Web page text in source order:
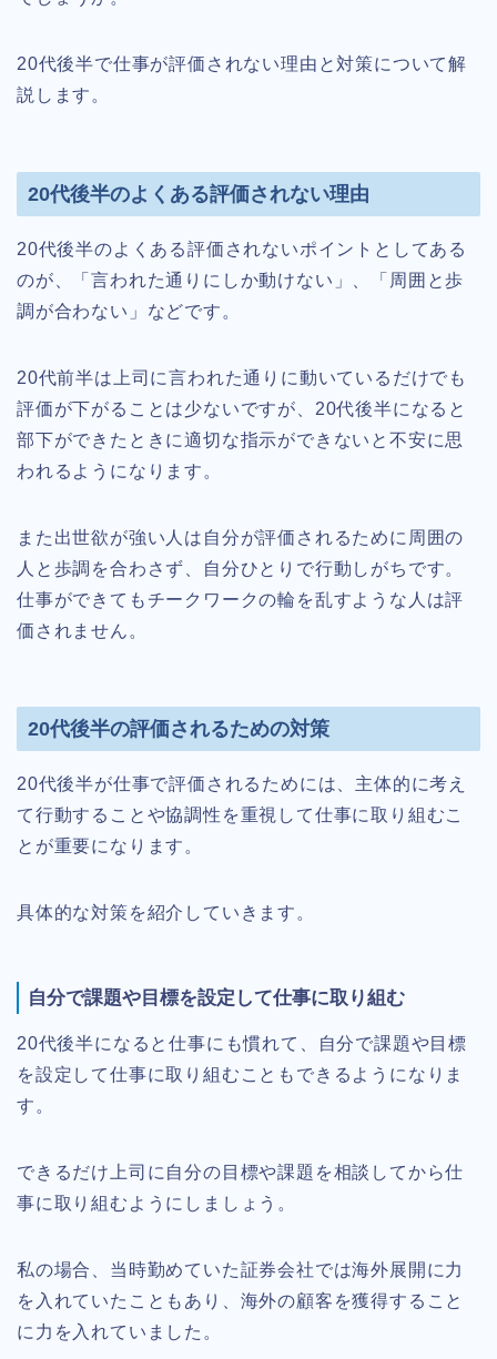
20代後半で仕事が評価されない理由と対策について解
説します。
20代後半のよくある評価されない理由
20代後半のよくある評価されないポイントとしてある
のが、「言われた通りにしか動けない」、「周囲と歩
調が合わない」などです。
20代前半は上司に言われた通りに動いているだけでも
評価が下がることは少ないですが、20代後半になると
部下ができたときに適切な指示ができないと不安に思
われるようになります。
また出世欲が強い人は自分が評価されるために周囲の
人と歩調を合わさず、自分ひとりで行動しがちです。
仕事ができてもチークワークの輪を乱すような人は評
価されません。
20代後半の評価されるための対策
20代後半が仕事で評価されるためには、主体的に考え
て行動することや協調性を重視して仕事に取り組むこ
とが重要になります。
具体的な対策を紹介していきます。
自分で課題や目標を設定して仕事に取り組む
20代後半になると仕事にも慣れて、自分で課題や目標
を設定して仕事に取り組むこともできるようになりま
す。
できるだけ上司に自分の目標や課題を相談してから仕
事に取り組むようにしましょう。
私の場合、当時勤めていた証券会社では海外展開に力
を入れていたこともあり、海外の顧客を獲得すること
に力を入れていました。